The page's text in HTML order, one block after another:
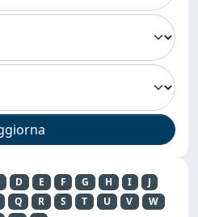
D E F G H I
J
Q R S T U V
W